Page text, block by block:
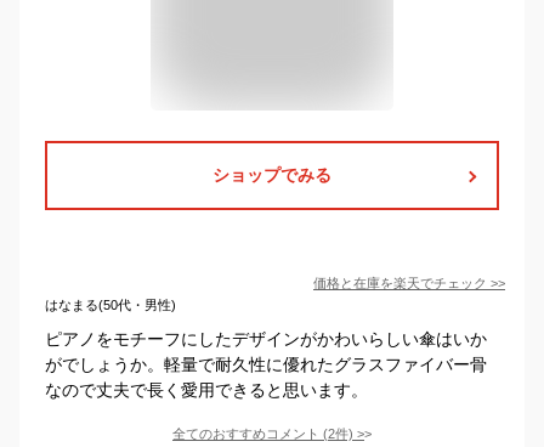
ショップでみる
価格と在庫を楽天でチェック >>
はなまる(50代・男性)
ピアノをモチーフにしたデザインがかわいらしい傘はいか
がでしょうか。軽量で耐久性に優れたグラスファイバー骨
なので丈夫で長く愛用できると思います。
全てのおすすめコメント (2件) >